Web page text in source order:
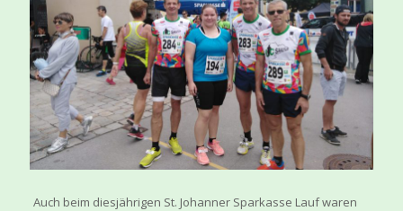
Auch beim diesjährigen St. Johanner Sparkasse Lauf waren